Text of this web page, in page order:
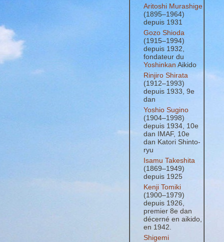
Aritoshi Murashige
(1895–1964)
depuis 1931
Gozo Shioda
(1915–1994)
depuis 1932,
fondateur du
Yoshinkan Aikido
Rinjiro Shirata
(1912–1993)
depuis 1933, 9e
dan
Yoshio Sugino
(1904–1998)
depuis 1934, 10e
dan IMAF, 10e
dan Katori Shinto-
ryu
Isamu Takeshita
(1869–1949)
depuis 1925
Kenji Tomiki
(1900–1979)
depuis 1926,
premier 8e dan
décerné en aikido,
en 1942.
Shigemi